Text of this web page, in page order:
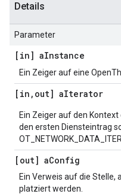
Details
Parameter
[in] aInstance
Ein Zeiger auf eine
[in , out] aIterator
Ein Zeiger auf den
den ersten Diensteintrag
[out] aConfig
Ein Verweis auf die
platziert werden.